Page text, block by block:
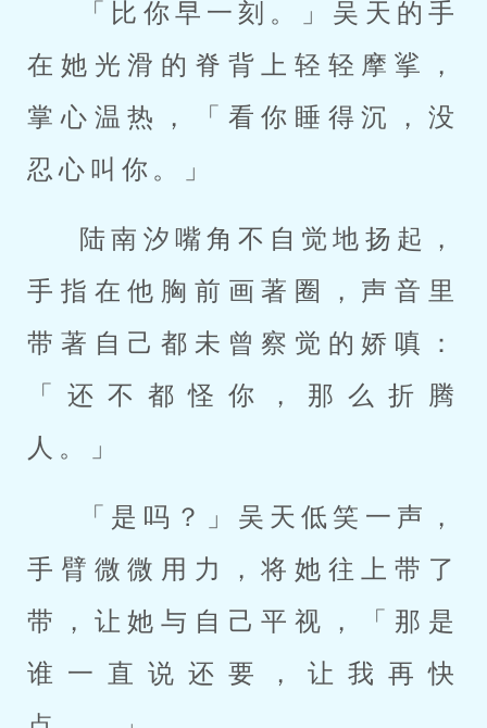
「比你早一刻。」吴天的手
在她光滑的脊背上轻轻摩挲，
掌心温热，「看你睡得沉，没
忍心叫你。」
陆南汐嘴角不自觉地扬起，
手指在他胸前画著圈，声音里
带著自己都未曾察觉的娇嗔：
「还不都怪你，那么折腾
人。」
「是吗？」吴天低笑一声，
手臂微微用力，将她往上带了
带，让她与自己平视，「那是
谁一直说还要，让我再快